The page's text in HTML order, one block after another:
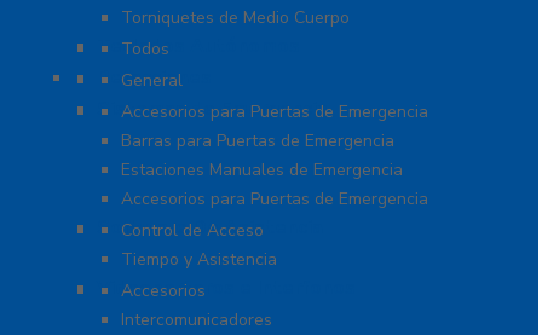
Torniquetes de Medio Cuerpo
Teclados Autónomos
Todos
Refacciones
General
Sistemas de Emergencia
Accesorios para Puertas de Emergencia
Barras para Puertas de Emergencia
Estaciones Manuales de Emergencia
Accesorios para Puertas de Emergencia
Software De Asistencia
Control de Acceso
Tiempo y Asistencia
Videoporteros e Interfonos
Accesorios
Intercomunicadores